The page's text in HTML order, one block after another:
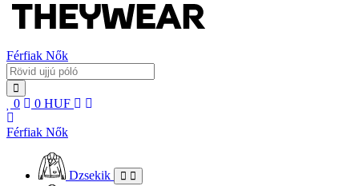
Férfiak Nők
0 0 HUF
Férfiak Nők
Dzsekik